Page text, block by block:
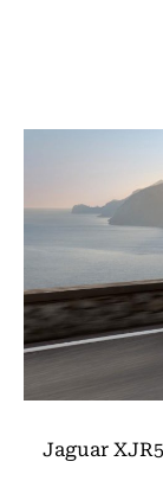
Jaguar